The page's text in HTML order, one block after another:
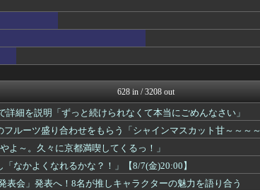
ムを極めよ...
ムを掴...
ゲーム実況者速報＠YouT...
ルを...
トレンドの通り道
いいよ
ゲーム実況者速報＠YouT...
ゲーム実況者速報＠YouT...
Vtuberまとめるよ～ん
Vtuberまとめるよ～ん
ホロ速
京都満喫し...
VTuberNews
ホロちゃんねる
から開催！...
ホロちゃんねる
ホロ速
628 in / 3208 out
細を説明「ずっと続けられなくて本当にごめんなさい」
ルーツ盛り合わせをもらう「シャインマスカット甘～～～～
よ～。久々に京都満喫してくるっ！」
なかよくなれるかな？！」【8/7(金)20:00】
表会」発表へ！8名が推しキャラクターの魅力を語り合う